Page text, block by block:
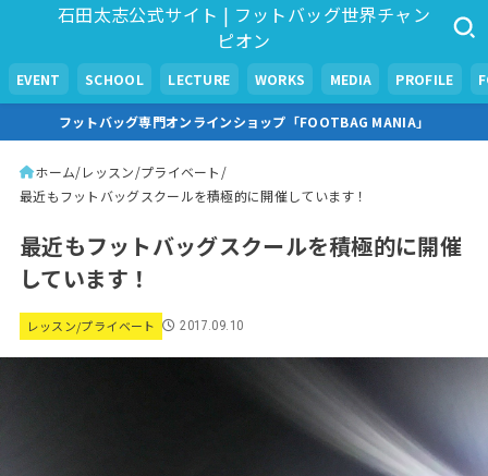
石田太志公式サイト | フットバッグ世界チャン
ピオン
EVENT SCHOOL LECTURE WORKS MEDIA PROFILE
フットバッグ専門オンラインショップ「FOOTBAG MANIA」
ホーム レッスン/プライベート
最近もフットバッグスクールを積極的に開催しています！
最近もフットバッグスクールを積極的に開催
しています！
レッスン/プライベート 2017.09.10